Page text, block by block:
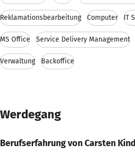
Reklamationsbearbeitung Computer IT
MS Office Service Delivery Management
Verwaltung Backoffice
Werdegang
Berufserfahrung von Carsten